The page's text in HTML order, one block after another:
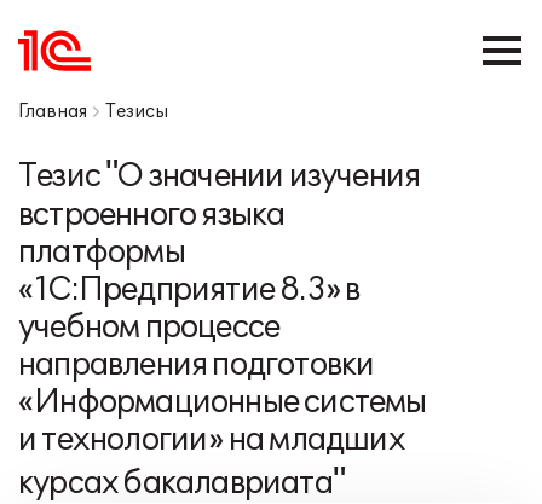
Главная Тезисы
Тезис "О значении изучения
встроенного языка
платформы
«1С:Предприятие 8.3» в
учебном процессе
направления подготовки
«Информационные системы
и технологии» на младших
курсах бакалавриата"